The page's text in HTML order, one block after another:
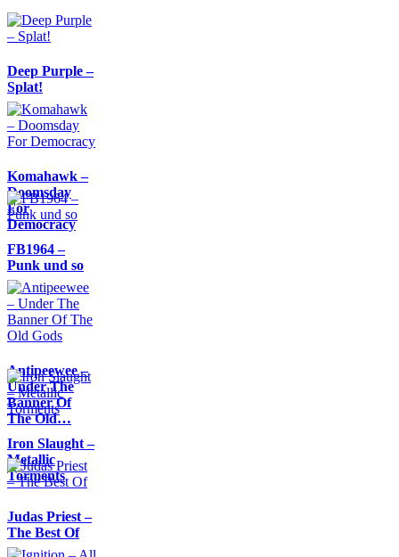
Deep Purple –
Splat!
Komahawk –
Doomsday
For
Democracy
FB1964 –
Punk und so
Antipeewee –
Under The
Banner Of
The Old…
Iron Slaught –
Metallic
Torments
Judas Priest –
The Best Of